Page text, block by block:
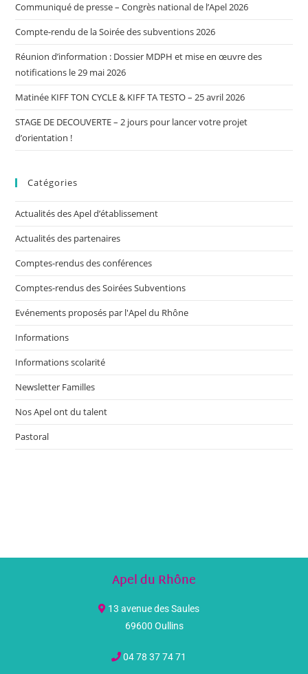
Communiqué de presse – Congrès national de l’Apel 2026
Compte-rendu de la Soirée des subventions 2026
Réunion d’information : Dossier MDPH et mise en œuvre des
notifications le 29 mai 2026
Matinée KIFF TON CYCLE & KIFF TA TESTO – 25 avril 2026
STAGE DE DECOUVERTE – 2 jours pour lancer votre projet
d’orientation !
Catégories
Actualités des Apel d’établissement
Actualités des partenaires
Comptes-rendus des conférences
Comptes-rendus des Soirées Subventions
Evénements proposés par l'Apel du Rhône
Informations
Informations scolarité
Newsletter Familles
Nos Apel ont du talent
Pastoral
Apel du Rhône
13 avenue des Saules
69600 Oullins
04 78 37 74 71